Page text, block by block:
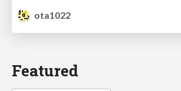
ota1022
Featured